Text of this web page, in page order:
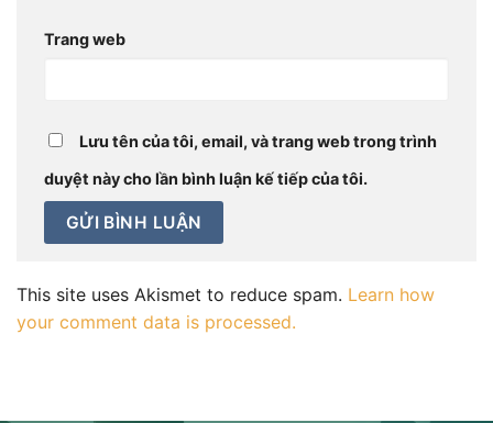
Trang web
Lưu tên của tôi, email, và trang web trong trình
duyệt này cho lần bình luận kế tiếp của tôi.
This site uses Akismet to reduce spam. Learn how
your comment data is processed.